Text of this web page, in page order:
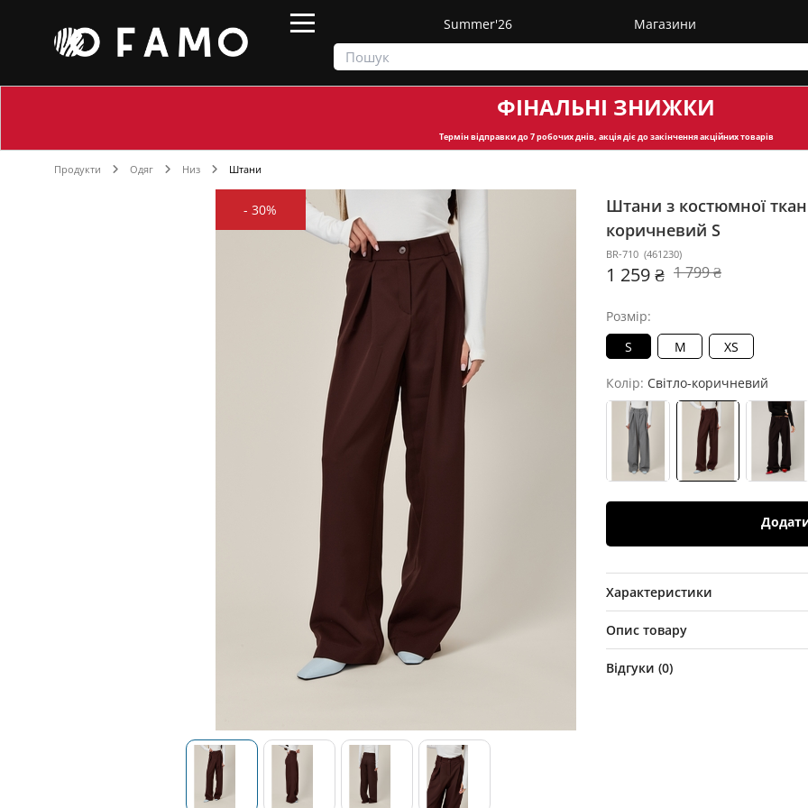
Summer'26 Магазини
ФІНАЛЬНІ ЗНИЖКИ
Термін відправкидо 7 робочих днів, акція діє до закінчення акційних товарів
Продукти Одяг Низ Штани
-30% Штани з костюмної
коричневий S
BR-710 (461230)
1 259 ₴ 1 799 ₴
Розмір:
S
M XS
Колір: Світло-коричневий
Характеристики
Опис товару
Відгуки (0)